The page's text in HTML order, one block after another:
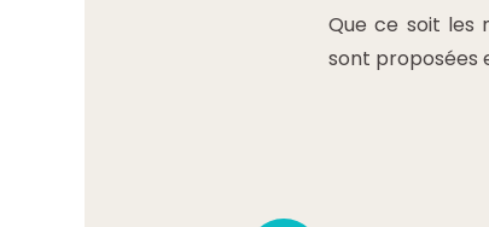
Que ce soit les
sont proposées